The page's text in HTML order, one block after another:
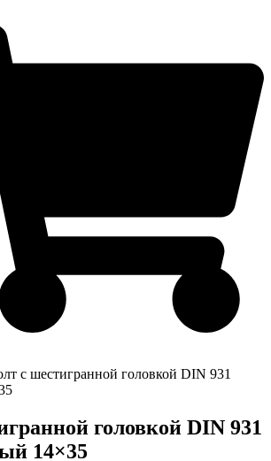
с шестигранной головкой DIN 931
головкой DIN 931
14×35